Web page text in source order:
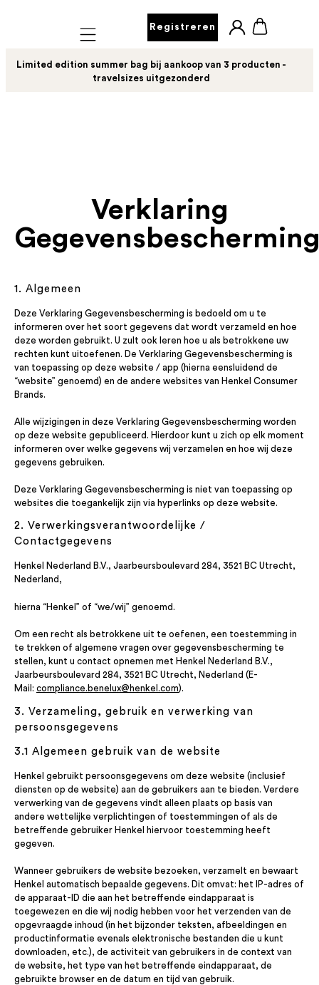
Mobile navigation
Registreren
Limited edition summer bag bij aankoop van 3 producten -
travelsizes uitgezonderd
Verklaring
1. Algemeen
Deze Verklaring Gegevensbescherming is bedoeld om u te
informeren over het soort gegevens dat wordt verzameld en hoe
deze worden gebruikt. U zult ook leren hoe u als betrokkene uw
rechten kunt uitoefenen. De Verklaring Gegevensbescherming is
van toepassing op deze website / app (hierna eensluidend de
“website” genoemd) en de andere websites van Henkel Consumer
Brands.
Alle wijzigingen in deze Verklaring Gegevensbescherming worden
op deze website gepubliceerd. Hierdoor kunt u zich op elk moment
informeren over welke gegevens wij verzamelen en hoe wij deze
gegevens gebruiken.
Deze Verklaring Gegevensbescherming is niet van toepassing op
websites die toegankelijk zijn via hyperlinks op deze website.
2. Verwerkingsverantwoordelijke /
Contactgegevens
Henkel Nederland B.V., Jaarbeursboulevard 284, 3521 BC Utrecht,
Nederland,
hierna “Henkel” of “we/wij” genoemd.
Om een recht als betrokkene uit te oefenen, een toestemming in
te trekken of algemene vragen over gegevensbescherming te
stellen, kunt u contact opnemen met Henkel Nederland B.V.,
Jaarbeursboulevard 284, 3521 BC Utrecht, Nederland (E-
Mail: compliance.benelux@henkel.com).
3. Verzameling, gebruik en verwerking van
persoonsgegevens
3.1 Algemeen gebruik van de website
Henkel gebruikt persoonsgegevens om deze website (inclusief
diensten op de website) aan de gebruikers aan te bieden. Verdere
verwerking van de gegevens vindt alleen plaats op basis van
andere wettelijke verplichtingen of toestemmingen of als de
betreffende gebruiker Henkel hiervoor toestemming heeft
gegeven.
Wanneer gebruikers de website bezoeken, verzamelt en bewaart
Henkel automatisch bepaalde gegevens. Dit omvat: het IP-adres of
de apparaat-ID die aan het betreffende eindapparaat is
toegewezen en die wij nodig hebben voor het verzenden van de
opgevraagde inhoud (in het bijzonder teksten, afbeeldingen en
productinformatie evenals elektronische bestanden die u kunt
downloaden, etc.), de activiteit van gebruikers in de context van
de website, het type van het betreffende eindapparaat, de
gebruikte browser en de datum en tijd van gebruik.